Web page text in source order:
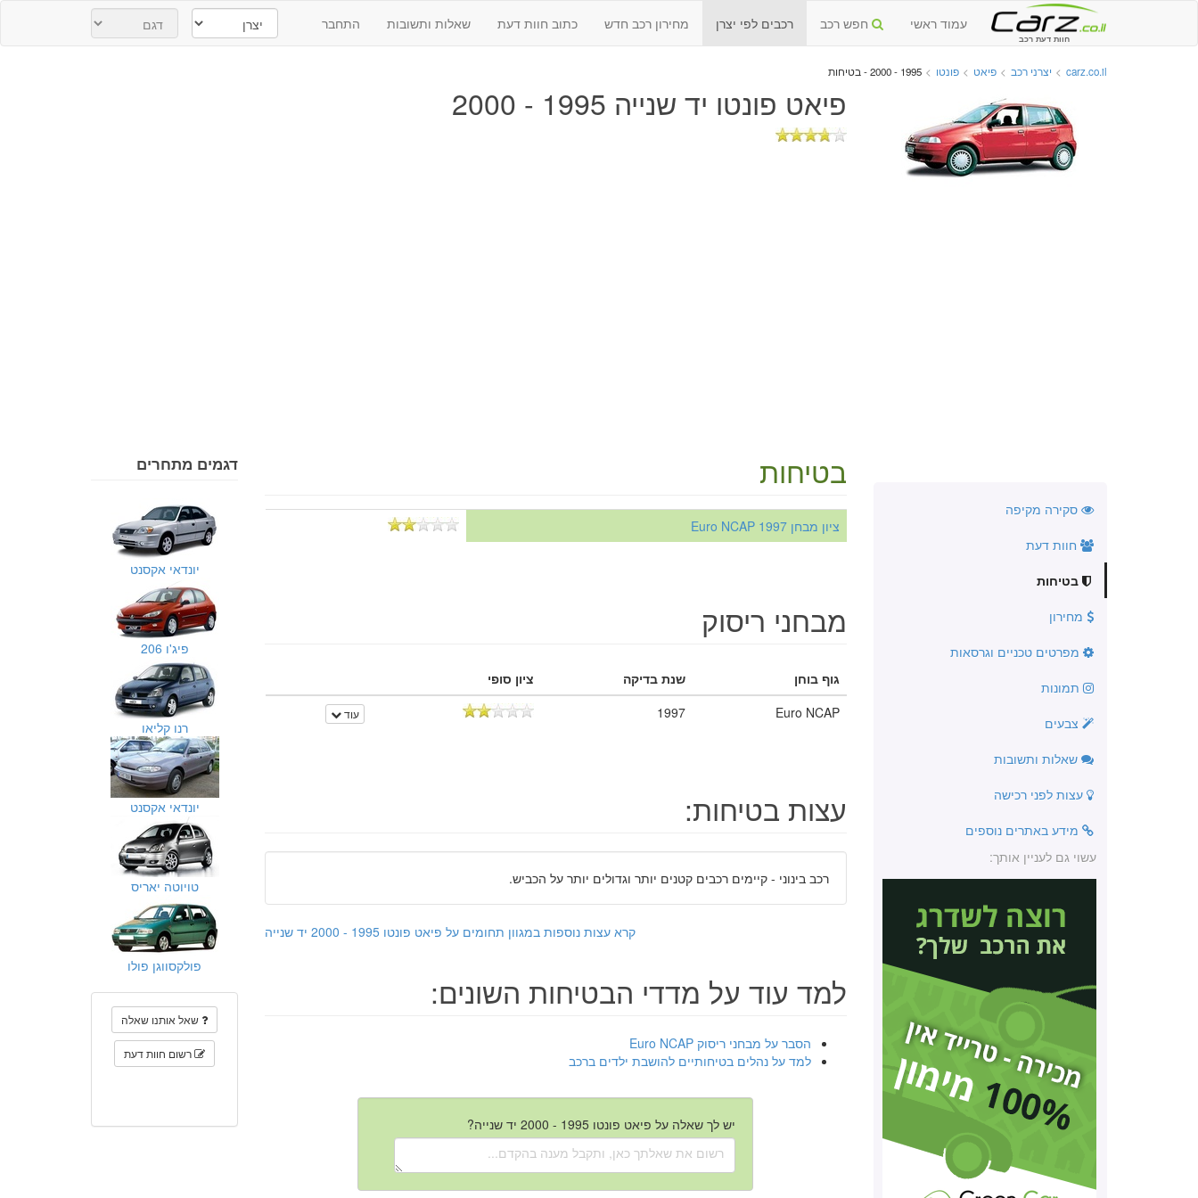
חוות דעת רכב
עמוד ראשי חפש רכב רכבים לפי יצרן מחירון רכב חדש כתוב חוות דעת שאלות ותשובות התחבר
carz.co.il
> יצרני רכב > פיאט > פונטו > 1995 - 2000 - בטיחות
פיאט פונטו יד שנייה 1995 - 2000
סקירה מקיפה
חוות דעת
בטיחות
מחירון
מפרטים טכניים וגרסאות
תמונות
צבעים
שאלות ותשובות
עצות לפני רכישה
מידע באתרים נוספים
עשוי גם לעניין אותך:
בטיחות
ציון מבחן Euro NCAP 1997
מבחני ריסוק
גוף בוחן שנת בדיקה
ציון סופי
Euro NCAP
1997 עוד
עצות בטיחות:
רכב בינוני - קיימים רכבים קטנים יותר וגדולים יותר על הכביש.
קרא עצות נוספות במגוון תחומים על פיאט פונטו 1995 - 2000 יד שנייה
למד עוד על מדדי הבטיחות השונים:
הסבר על מבחני ריסוק Euro NCAP
למד על נהלים בטיחותיים להושבת ילדים ברכב
יש לך שאלה על פיאט פונטו 1995 - 2000 יד שנייה?
דגמים מתחרים
יונדאי אקסנט
פיג'ו 206
רנו קליאו
יונדאי אקסנט
טויוטה יאריס
פולקסווגן פולו
שאל אותנו שאלה
רשום חוות דעת